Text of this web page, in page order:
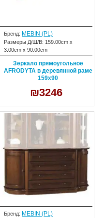
Бренд: MEBIN (PL)
Размеры Д/Ш/В: 159.00cm x
3.00cm x 90.00cm
Зеркало прямоугольное
AFRODYTA в деревянной раме
159х90
₪3246
Бренд: MEBIN (PL)